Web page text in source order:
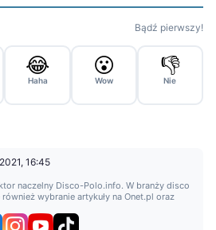
Bądź pierwszy!
😂
Haha
😮
Wow
👎
Nie
16:45
naczelny Disco-Polo.info. W branży disco
wybranie artykuły na Onet.pl oraz